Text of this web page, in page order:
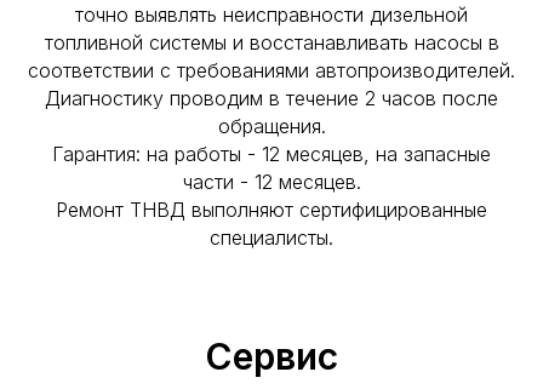
точно выявлять неисправности дизельной
топливной системы и восстанавливать насосы в
соответствии с требованиями автопроизводителей.
Диагностику проводим в течение 2 часов после
обращения.
Гарантия: на работы - 12 месяцев, на запасные
части - 12 месяцев.
Ремонт ТНВД выполняют сертифицированные
специалисты.
Сервис